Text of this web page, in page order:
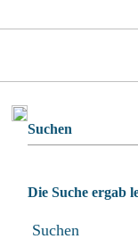
Suchen
Die Suche ergab
Suchen